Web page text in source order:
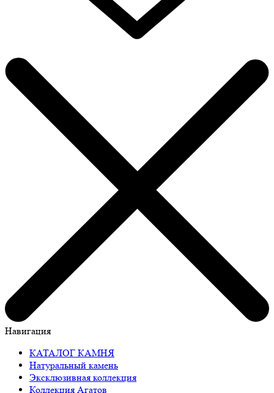
Навигация
КАТАЛОГ КАМНЯ
Натуральный камень
Эксклюзивная коллекция
Коллекция Агатов